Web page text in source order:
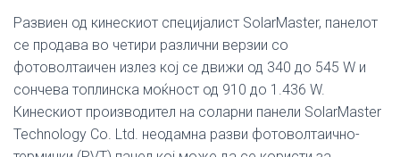
Развиен од кинескиот специјалист SolarMaster, панелот
се продава во четири различни верзии со
фотоволтаичен излез кој се движи од 340 до 545 W и
сончева топлинска моќност од 910 до 1.436 W.
Кинескиот производител на соларни панели SolarMaster
Technology Co. Ltd. неодамна разви фотоволтаично-